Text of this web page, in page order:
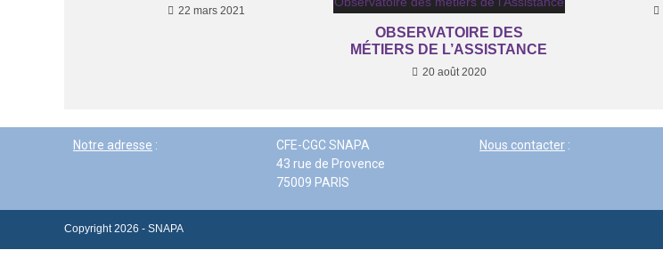
22 mars 2021
OBSERVATOIRE DES
MÉTIERS DE L’ASSISTANCE
20 août 2020
Notre adresse :
CFE-CGC SNAPA
43 rue de Provence
75009 PARIS
Nous contacter :
Copyright 2026 - SNAPA